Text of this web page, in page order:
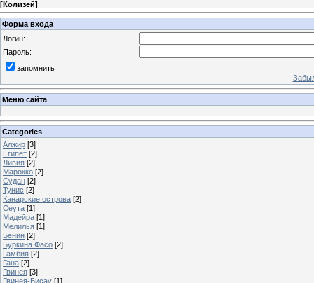
[Колизей]
Форма входа
Логин:
Пароль:
запомнить
Меню сайта
Categories
Алжир [3]
Египет [2]
Ливия [2]
Марокко [2]
Судан [2]
Тунис [2]
Канарские острова [2]
Сеута [1]
Мадейра [1]
Мелилья [1]
Бенин [2]
Буркина Фасо [2]
Гамбия [2]
Гана [2]
Гвинея [3]
Гвинея-Бисау [1]